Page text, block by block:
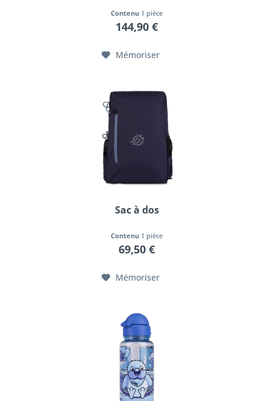
Contenu 1 pièce
144,90 €
Mémoriser
Sac à dos
Contenu 1 pièce
69,50 €
Mémoriser